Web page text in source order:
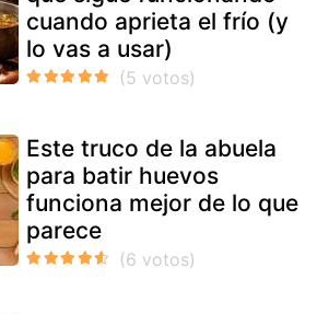
cuando aprieta el frío (y
lo vas a usar)
Este truco de la abuela
para batir huevos
funciona mejor de lo que
parece